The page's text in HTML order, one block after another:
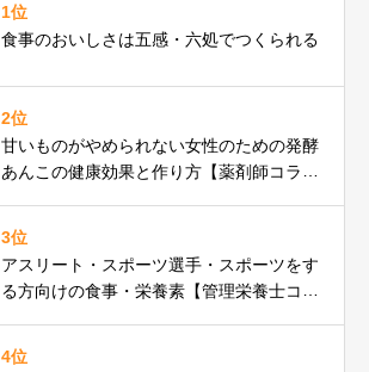
1位
食事のおいしさは五感・六処でつくられる
2位
甘いものがやめられない女性のための発酵
あんこの健康効果と作り方【薬剤師コラ
3位
アスリート・スポーツ選手・スポーツをす
る方向けの食事・栄養素【管理栄養士コラ
4位